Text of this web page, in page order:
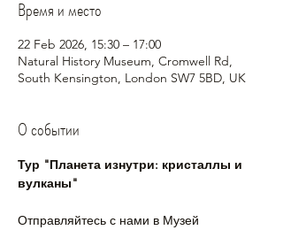
Время и место
22 Feb 2026, 15:30 – 17:00
Natural History Museum, Cromwell Rd,
South Kensington, London SW7 5BD, UK
О событии
Тур "Планета изнутри: кристаллы и
вулканы"
Отправляйтесь с нами в Музей